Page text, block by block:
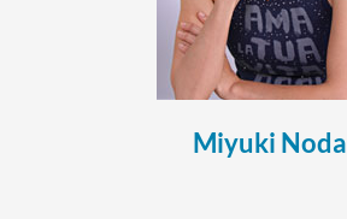
Miyuki Noda